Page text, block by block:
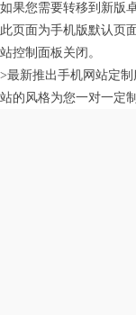
如果您需要转移到新版
此页面为手机版默认页
站控制面板关闭。
>最新推出手机网站定
站的风格为您一对一定